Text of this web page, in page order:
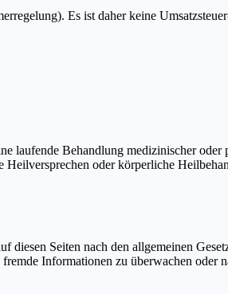
Es ist daher keine
laufende Behandlung medizinischer
oder körperliche
diesen Seiten nach den allgemeinen
Informationen zu überwachen oder